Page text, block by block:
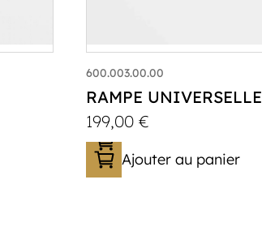
600.003.00.00
RAMPE UNIVERSELLE
199,00€
Ajouter au panier